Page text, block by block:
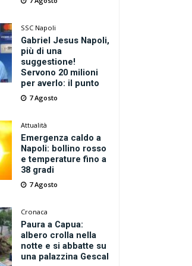
SSC Napoli
Gabriel Jesus Napoli,
più di una
suggestione!
Servono 20 milioni
per averlo: il punto
7 Agosto
Attualità
Emergenza caldo a
Napoli: bollino rosso
e temperature fino a
38 gradi
7 Agosto
Cronaca
Paura a Capua:
albero crolla nella
notte e si abbatte su
una palazzina Gescal